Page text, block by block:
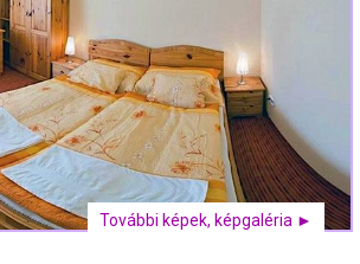
További képek, képgaléria ►